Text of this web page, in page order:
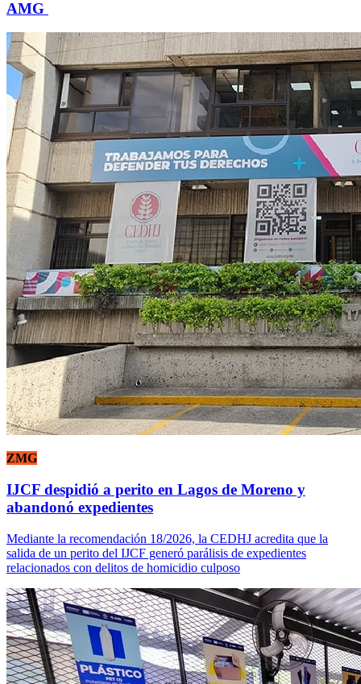
AMG
ZMG
IJCF despidió a perito en Lagos de Moreno y
abandonó expedientes
Mediante la recomendación 18/2026, la CEDHJ acredita que la
salida de un perito del IJCF generó parálisis de expedientes
relacionados con delitos de homicidio culposo